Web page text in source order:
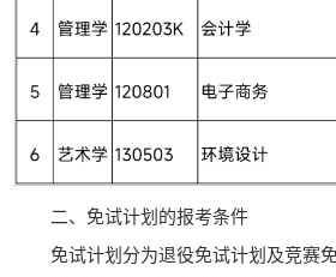
二、免试计划的报考条件
免试计划分为退役免试计划及竞赛